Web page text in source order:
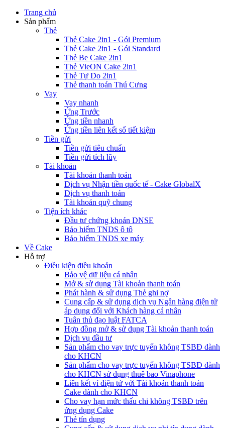
Trang chủ
Sản phẩm
Thẻ
Thẻ Cake 2in1 - Gói Premium
Thẻ Cake 2in1 - Gói Standard
Thẻ Be Cake 2in1
Thẻ VieON Cake 2in1
Thẻ Tự Do 2in1
Thẻ thanh toán Thú Cưng
Vay
Vay nhanh
Ứng Trước
Ứng tiền nhanh
Ứng tiền liên kết sổ tiết kiệm
Tiền gửi
Tiền gửi tiêu chuẩn
Tiền gửi tích lũy
Tài khoản
Tài khoản thanh toán
Dịch vụ Nhận tiền quốc tế - Cake GlobalX
Dịch vụ thanh toán
Tài khoản quỹ chung
Tiện ích khác
Đầu tư chứng khoán DNSE
Bảo hiểm TNDS ô tô
Bảo hiểm TNDS xe máy
Về Cake
Hỗ trợ
Điều kiện điều khoản
Bảo vệ dữ liệu cá nhân
Mở & sử dụng Tài khoản thanh toán
Phát hành & sử dụng Thẻ ghi nợ
Cung cấp & sử dụng dịch vụ Ngân hàng điện tử
áp dụng đối với Khách hàng cá nhân
Tuân thủ đạo luật FATCA
Hợp đồng mở & sử dụng Tài khoản thanh toán
Dịch vụ đầu tư
Sản phẩm cho vay trực tuyến không TSBĐ dành
cho KHCN
Sản phẩm cho vay trực tuyến không TSBĐ dành
cho KHCN sử dụng thuê bao Vinaphone
Liên kết ví điện tử với Tài khoản thanh toán
Cake dành cho KHCN
Cho vay hạn mức thấu chi không TSBĐ trên
ứng dụng Cake
Thẻ tín dụng